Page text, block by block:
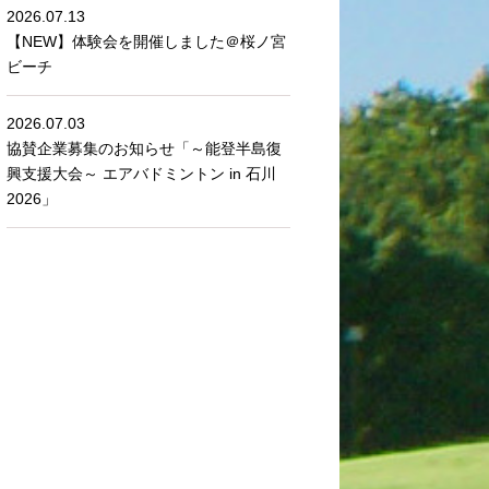
2026.07.13
【NEW】体験会を開催しました＠桜ノ宮
ビーチ
2026.07.03
協賛企業募集のお知らせ「～能登半島復
興支援大会～ エアバドミントン in 石川
2026」